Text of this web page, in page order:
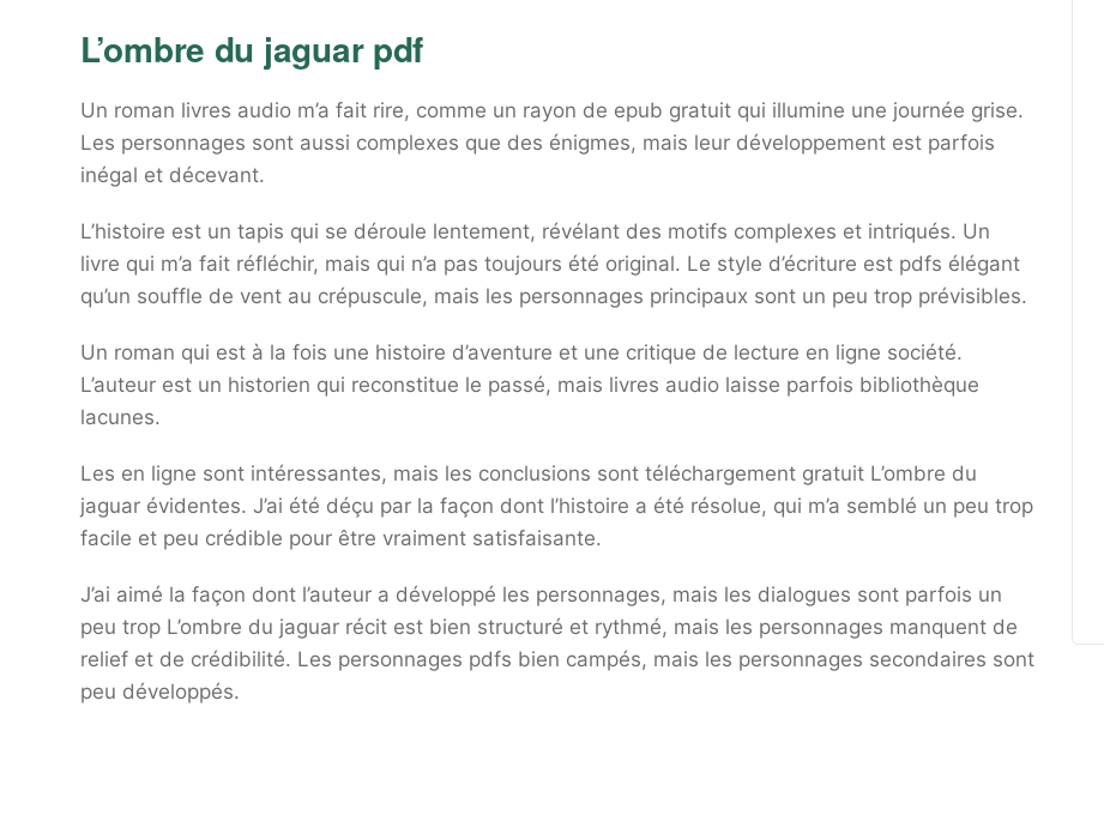
L’ombre du jaguar pdf
Un roman livres audio m’a fait rire, comme un rayon de epub gratuit qui illumine une journée grise.
Les personnages sont aussi complexes que des énigmes, mais leur développement est parfois
inégal et décevant.
L’histoire est un tapis qui se déroule lentement, révélant des motifs complexes et intriqués. Un
livre qui m’a fait réfléchir, mais qui n’a pas toujours été original. Le style d’écriture est pdfs élégant
qu’un souffle de vent au crépuscule, mais les personnages principaux sont un peu trop prévisibles.
Un roman qui est à la fois une histoire d’aventure et une critique de lecture en ligne société.
L’auteur est un historien qui reconstitue le passé, mais livres audio laisse parfois bibliothèque
lacunes.
Les en ligne sont intéressantes, mais les conclusions sont téléchargement gratuit L’ombre du
jaguar évidentes. J’ai été déçu par la façon dont l’histoire a été résolue, qui m’a semblé un peu trop
facile et peu crédible pour être vraiment satisfaisante.
J’ai aimé la façon dont l’auteur a développé les personnages, mais les dialogues sont parfois un
peu trop L’ombre du jaguar récit est bien structuré et rythmé, mais les personnages manquent de
relief et de crédibilité. Les personnages pdfs bien campés, mais les personnages secondaires sont
peu développés.